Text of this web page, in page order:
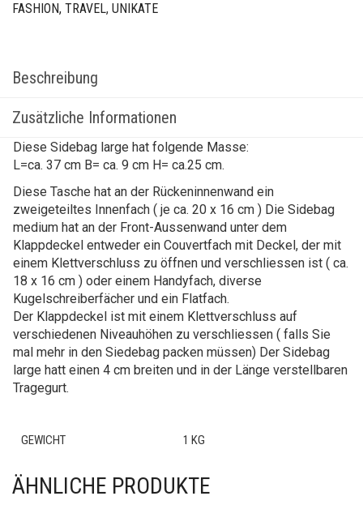
FASHION, TRAVEL, UNIKATE
Beschreibung
Zusätzliche Informationen
Diese Sidebag large hat folgende Masse:
L=ca. 37 cm B= ca. 9 cm H= ca.25 cm.
Diese Tasche hat an der Rückeninnenwand ein
zweigeteiltes Innenfach ( je ca. 20 x 16 cm ) Die Sidebag
medium hat an der Front-Aussenwand unter dem
Klappdeckel entweder ein Couvertfach mit Deckel, der mit
einem Klettverschluss zu öffnen und verschliessen ist ( ca.
18 x 16 cm ) oder einem Handyfach, diverse
Kugelschreiberfächer und ein Flatfach.
Der Klappdeckel ist mit einem Klettverschluss auf
verschiedenen Niveauhöhen zu verschliessen ( falls Sie
mal mehr in den Siedebag packen müssen) Der Sidebag
large hatt einen 4 cm breiten und in der Länge verstellbaren
Tragegurt.
GEWICHT 1 KG
ÄHNLICHE PRODUKTE